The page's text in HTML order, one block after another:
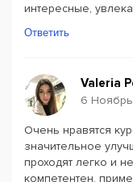
интересные,
Ответить
Valeria
6 Ноябрь
Очень нравятся
значительное
проходят легко и
компетентен,